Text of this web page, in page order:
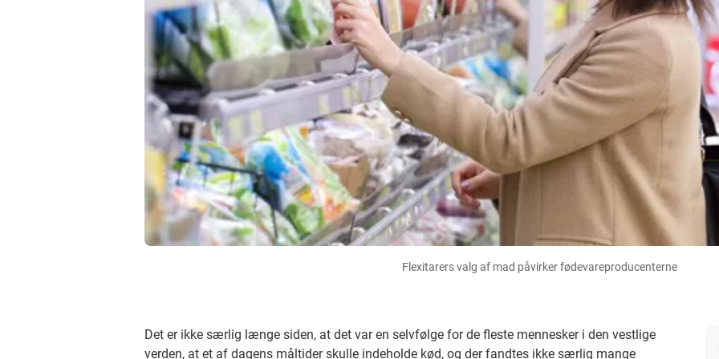
Flexitarers valg af mad påvirker fødevareproducenterne
Det er ikke særlig længe siden, at det var en selvfølge for de fleste mennesker i den vestlige
verden, at et af dagens måltider skulle indeholde kød, og der fandtes ikke særlig mange